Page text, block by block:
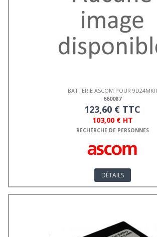
BATTERIE ASCOM POUR 9D24MKII
660087
123,60 € TTC
103,00 € HT
RECHERCHE DE PERSONNES
DÉTAILS